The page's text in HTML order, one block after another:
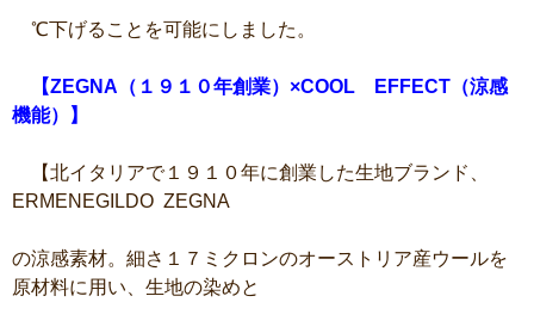
℃下げることを可能にしました。
【ZEGNA（１９１０年創業）×COOL EFFECT（涼感
機能）】
【北イタリアで１９１０年に創業した生地ブランド、
ERMENEGILDO ZEGNA
の涼感素材。細さ１７ミクロンのオーストリア産ウールを
原材料に用い、生地の染めと